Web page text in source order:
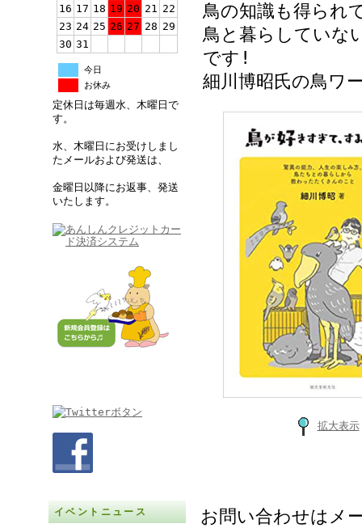
16 17 18 19 20 21 22
23 24 25 26 27 28 29
30 31
今日
お休み
定休日は毎週水、木曜日で
す。
水、木曜日にお受けしまし
たメールおよび発送は、
金曜日以降にお返事、発送
いたします。
イベントニュース
鳥の知識も得られ
鳥と暮らしていな
です!
細川博昭氏の鳥ワ
拡大表示
お問い合わせはメ